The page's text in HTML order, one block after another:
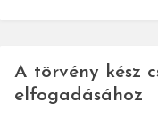
A törvény kész
elfogadásához